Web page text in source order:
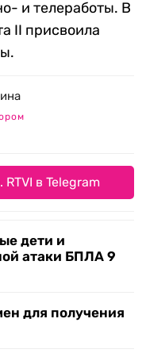
и телеработы. В
II присвоила
в Telegram
дети и
атаки БПЛА 9
для получения